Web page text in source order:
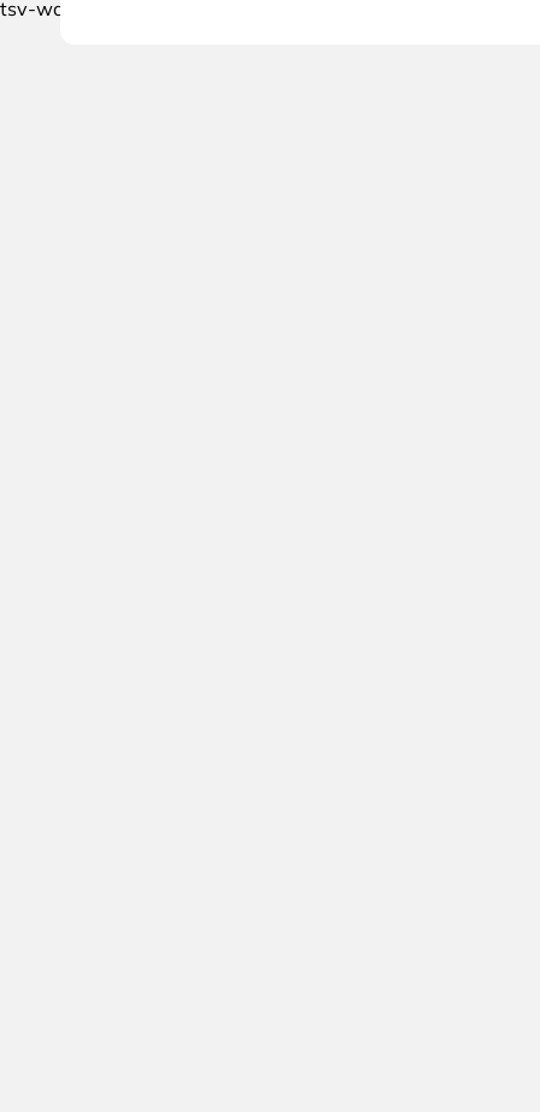
tsv-waldtrudering.de wird mit Stolz präsentiert von